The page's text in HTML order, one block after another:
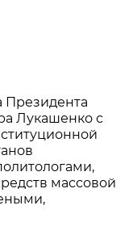
Президента
Лукашенко с
массовой